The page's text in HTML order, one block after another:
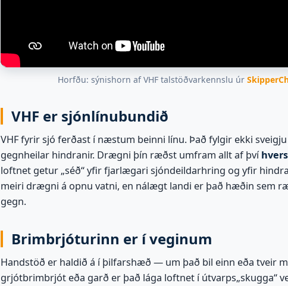
Horfðu: sýnishorn af VHF talstöðvarkennslu úr
VHF er sjónlínubundið
VHF fyrir sjó ferðast í næstum beinni línu. Það fylgir ekki
gegnheilar hindranir. Drægni þín ræðst umfram allt af því
loftnet getur „séð“ yfir fjarlægari sjóndeildarhring og yfir
meiri drægni á opnu vatni, en nálægt landi er það hæðin sem
gegn.
Brimbrjóturinn er í veginum
Handstöð er haldið á í þilfarshæð — um það bil einn eða tveir
grjótbrimbrjót eða garð er það lága loftnet í útvarps„skugga“